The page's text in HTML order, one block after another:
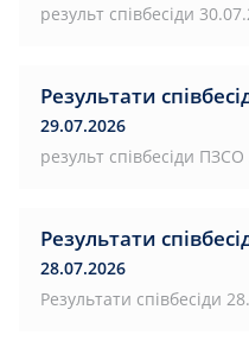
результ співбесіди
Результати
29.07.2026
результ співбесіди
Результати
28.07.2026
Результати співбесіди